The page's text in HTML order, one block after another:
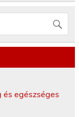
egészséges